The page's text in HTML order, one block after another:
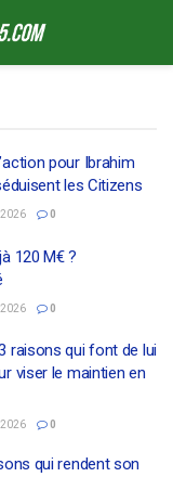
pour Ibrahim
les Citizens
0
120 M€ ?
0
raisons qui font de lui
viser le maintien en
0
qui rendent son